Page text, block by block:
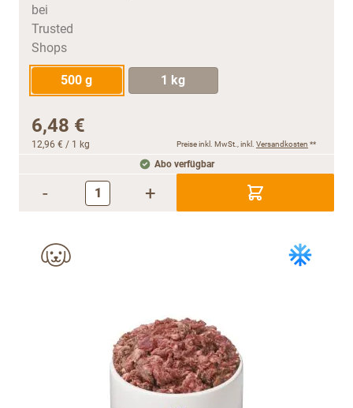
500 g 1 kg
6,48 €
12,96 € / 1 kg Preise inkl. MwSt., inkl. Versandkosten **
Abo verfügbar
- +